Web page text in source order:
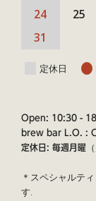
24
25
31
定休日
Open: 10:30 -
brew bar L.O. :
定休日: 毎週月曜
＊スペシャルテ
す.